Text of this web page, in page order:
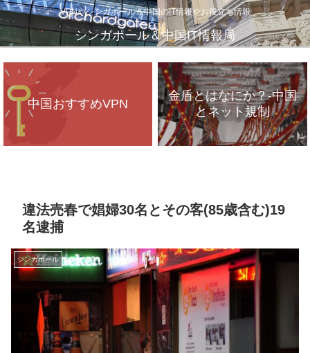
VPNやシンガポール＆中国のIT情報やお役立ち情報
シンガポール＆中国IT情報局
中国おすすめVPN
金盾とはなにか？-中国
とネット規制
違法売春で娼婦30名とその客(85歳含む)19
名逮捕
シンガポール